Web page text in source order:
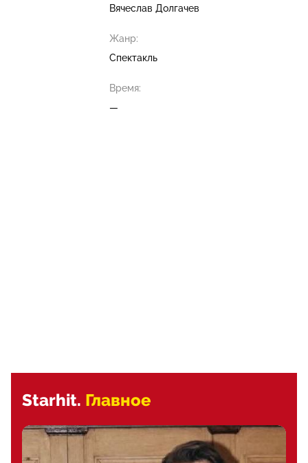
Вячеслав Долгачев
Жанр:
Спектакль
Время:
—
Starhit. Главное